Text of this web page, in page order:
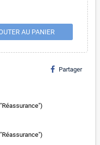
AU PANIER
Partager